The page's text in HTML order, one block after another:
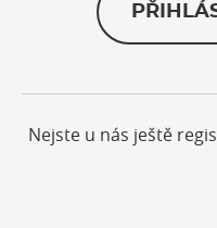
Nejste u nás ještě